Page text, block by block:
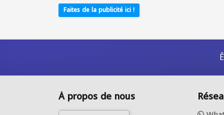
Faites de la publicité ici !
À propos de nous